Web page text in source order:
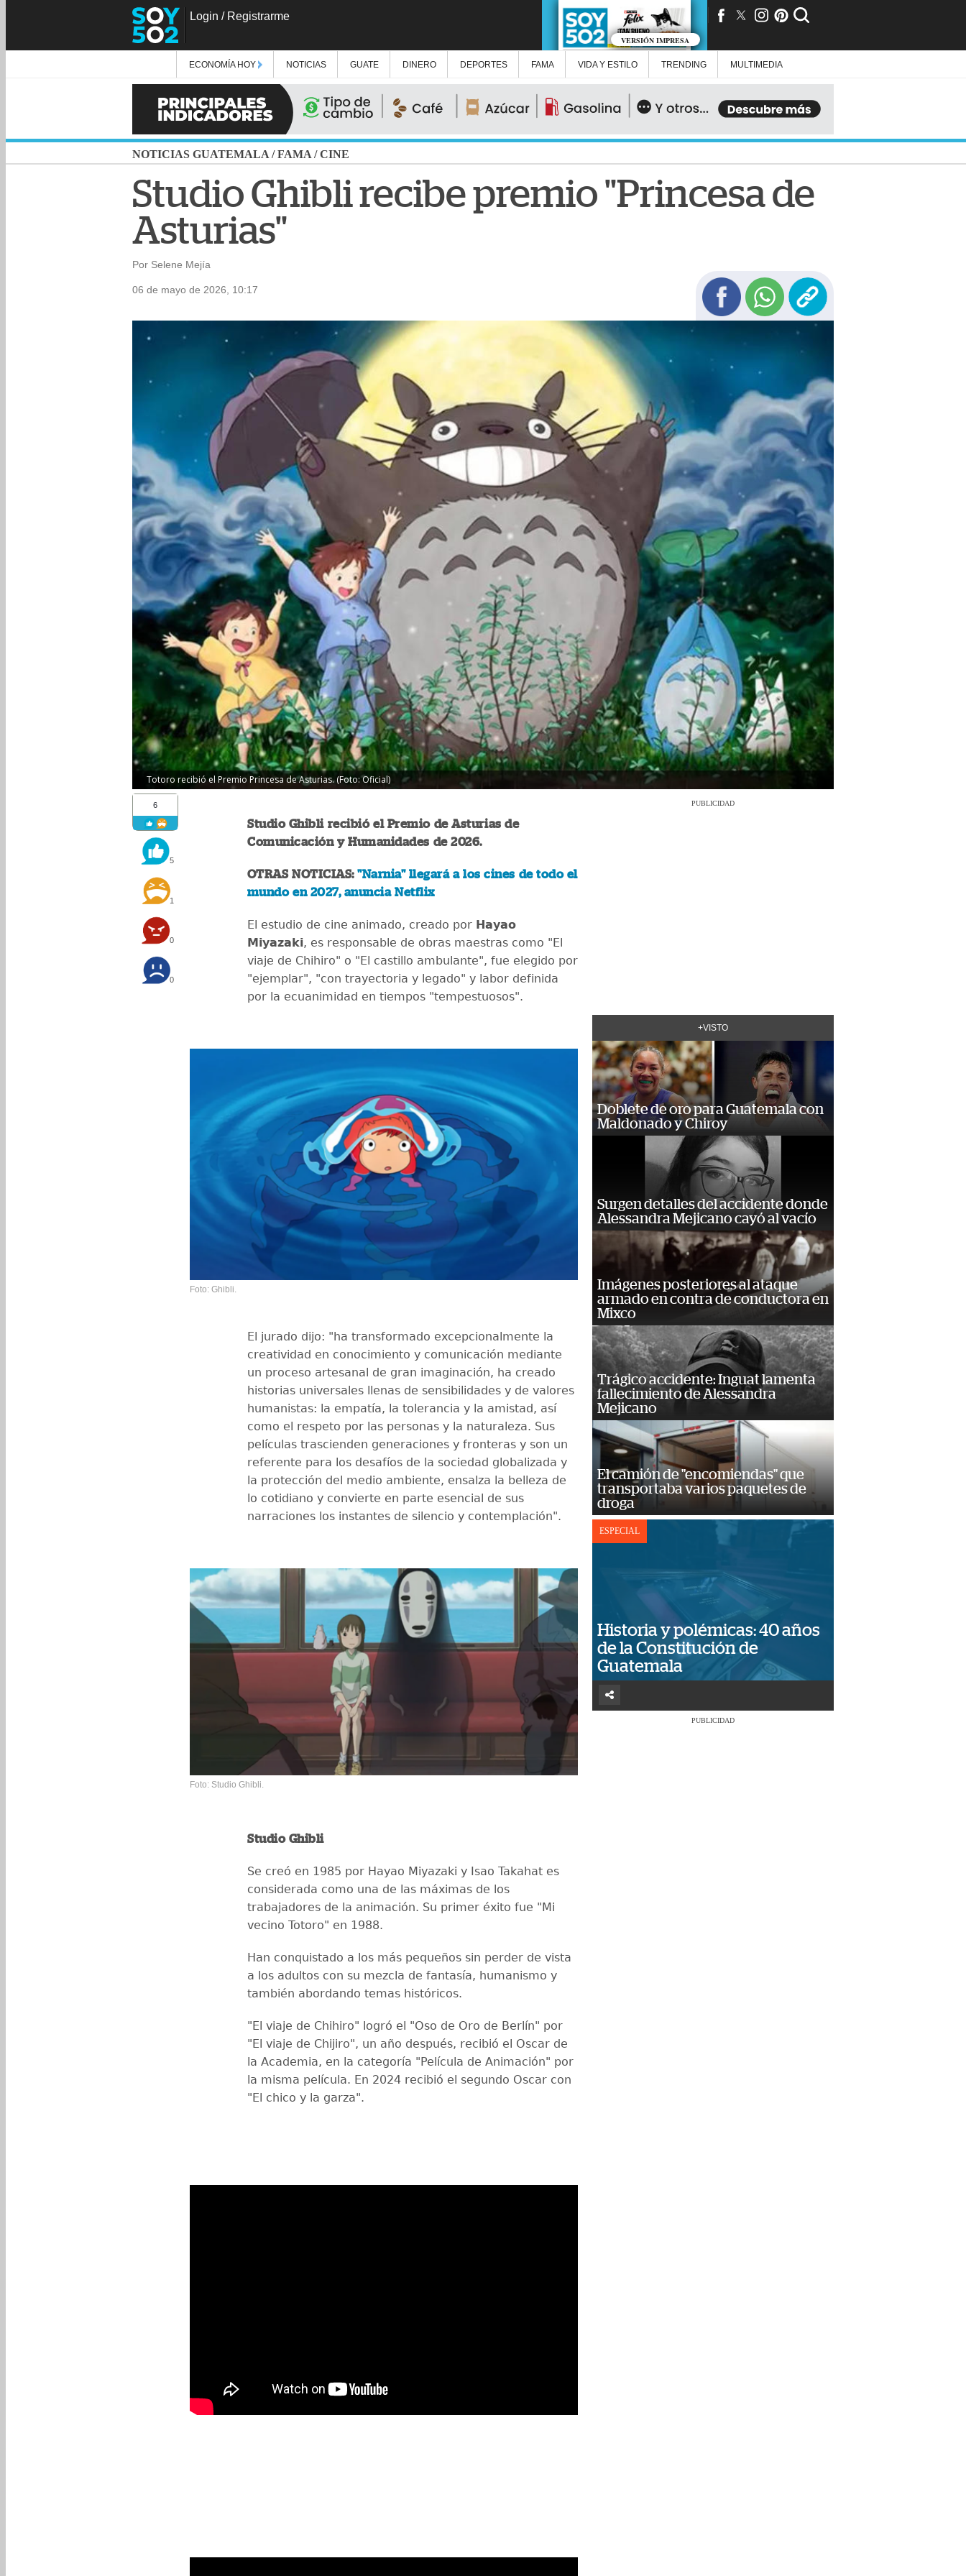
Login / Registrarme
VERSIÓN IMPRESA
ECONOMÍA HOY NOTICIAS GUATE DINERO DEPORTES FAMA VIDA Y ESTILO TRENDING MULTIMEDIA
NOTICIAS GUATEMALA /FAMA /CINE
Studio Ghibli recibe premio "Princesa de
Asturias"
Por Selene Mejía
06 de mayo de 2026, 10:17
Totoro recibió el Premio Princesa de Asturias. (Foto: Oficial)
6
5
1
0
0
Studio Ghibli recibió el Premio de Asturias de
Comunicación y Humanidades de 2026.
OTRAS NOTICIAS:"Narnia" llegará a los cines de todo el
mundo en 2027, anuncia Netflix
El estudio de cine animado, creado por Hayao
Miyazaki, es responsable de obras maestras como "El
viaje de Chihiro" o "El castillo ambulante", fue elegido por
"ejemplar", "con trayectoria y legado" y labor definida
por la ecuanimidad en tiempos "tempestuosos".
Foto: Ghibli.
El jurado dijo: "ha transformado excepcionalmente la
creatividad en conocimiento y comunicación mediante
un proceso artesanal de gran imaginación, ha creado
historias universales llenas de sensibilidades y de valores
humanistas: la empatía, la tolerancia y la amistad, así
como el respeto por las personas y la naturaleza. Sus
películas trascienden generaciones y fronteras y son un
referente para los desafíos de la sociedad globalizada y
la protección del medio ambiente, ensalza la belleza de
lo cotidiano y convierte en parte esencial de sus
narraciones los instantes de silencio y contemplación".
Foto: Studio Ghibli.
Studio Ghibli
Se creó en 1985 por Hayao Miyazaki y Isao Takahat es
considerada como una de las máximas de los
trabajadores de la animación. Su primer éxito fue "Mi
vecino Totoro" en 1988.
Han conquistado a los más pequeños sin perder de vista
a los adultos con su mezcla de fantasía, humanismo y
también abordando temas históricos.
"El viaje de Chihiro" logró el "Oso de Oro de Berlín" por
"El viaje de Chijiro", un año después, recibió el Oscar de
la Academia, en la categoría "Película de Animación" por
la misma película. En 2024 recibió el segundo Oscar con
"El chico y la garza".
PUBLICIDAD
+VISTO
Doblete de oro para Guatemala con
Maldonado y Chiroy
Surgen detalles del accidente donde
Alessandra Mejicano cayó al vacío
Imágenes posteriores al ataque
armado en contra de conductora en
Mixco
Trágico accidente: Inguat lamenta
fallecimiento de Alessandra
Mejicano
El camión de "encomiendas" que
transportaba varios paquetes de
droga
ESPECIAL
Historia y polémicas: 40 años
de la Constitución de
Guatemala
PUBLICIDAD